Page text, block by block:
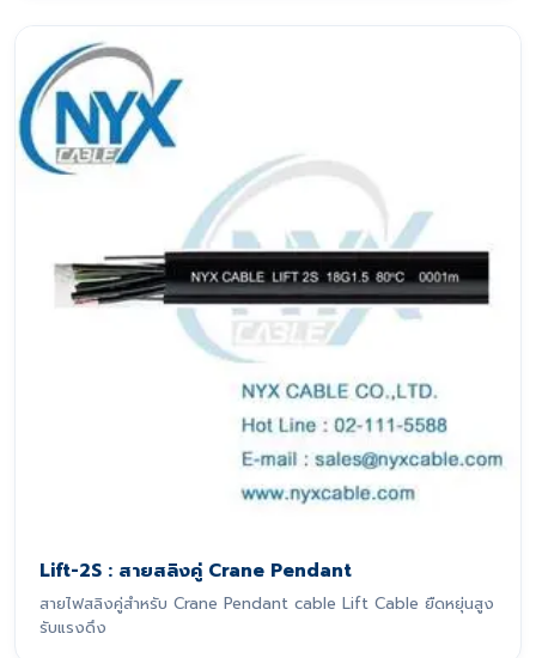
Lift-2S : สายสลิงคู่ Crane Pendant
สายไฟสลิงคู่สำหรับ Crane Pendant cable Lift Cable ยืดหยุ่นสูง
รับแรงดึง